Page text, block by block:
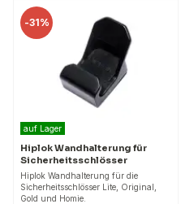
-31%
auf Lager
Hiplok Wandhalterung für
Sicherheitsschlösser
Hiplok Wandhalterung für die
Sicherheitsschlösser Lite, Original,
Gold und Homie.